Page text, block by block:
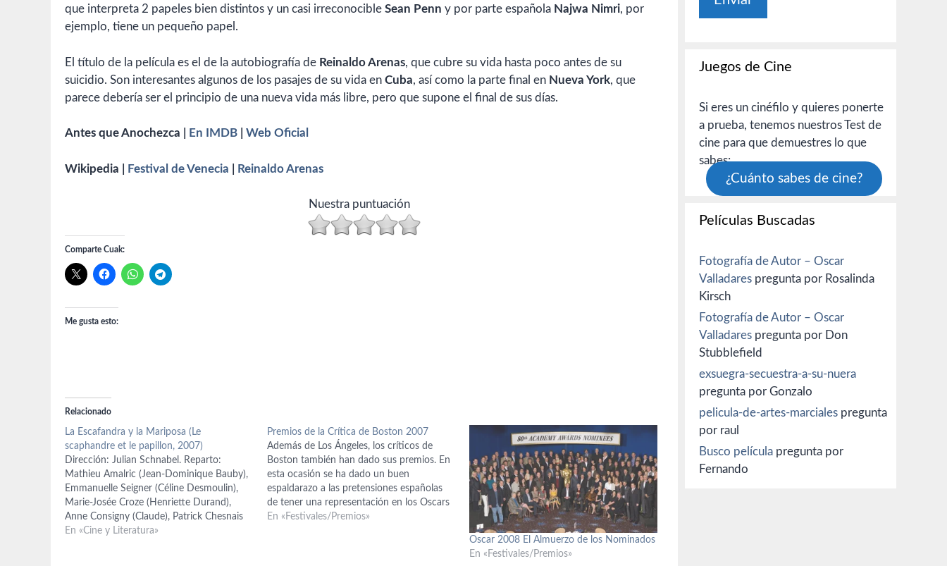
que interpreta 2 papeles bien distintos y un casi irreconocible Sean Penn y por parte española Najwa Nimri, por
ejemplo, tiene un pequeño papel.
El título de la película es el de la autobiografía de Reinaldo Arenas, que cubre su vida hasta poco antes de su
suicidio. Son interesantes algunos de los pasajes de su vida en Cuba, así como la parte final en Nueva York, que
parece debería ser el principio de una nueva vida más libre, pero que supone el final de sus días.
Antes que Anochezca | En IMDB Web Oficial
Wikipedia | Festival de Venecia Reinaldo Arenas
Nuestra puntuación
Comparte Cuak:
Me gusta esto:
Relacionado
La Escafandra y la Mariposa (Le
scaphandre et le papillon, 2007)
Dirección: Julian Schnabel. Reparto:
Mathieu Amalric (Jean-Dominique Bauby),
Emmanuelle Seigner (Céline Desmoulin),
Marie-Josée Croze (Henriette Durand),
Anne Consigny (Claude), Patrick Chesnais
(doctor Lepage), Niels Arestrup (Roussin),
En «Cine y Literatura»
Premios de la Crítica de Boston 2007
Además de Los Ángeles, los críticos de
Boston también han dado sus premios. En
esta ocasión se ha dado un buen
espaldarazo a las pretensiones españolas
de tener una representación en los Oscars
2008, porque Javier Bardem se ha llevado
En «Festivales/Premios»
Oscar 2008 El Almuerzo de los Nominados
En «Festivales/Premios»
Juegos de Cine
Si eres un cinéfilo y quieres ponerte
a prueba, tenemos nuestros Test de
cine para que demuestres lo que
sabes:
¿Cuánto sabes de cine?
Películas Buscadas
Fotografía de Autor – Oscar
Valladares pregunta por Rosalinda
Kirsch
Fotografía de Autor – Oscar
Valladares pregunta por Don
Stubblefield
exsuegra-secuestra-a-su-nuera
pregunta por Gonzalo
pelicula-de-artes-marciales pregunta
por raul
Busco película pregunta por
Fernando